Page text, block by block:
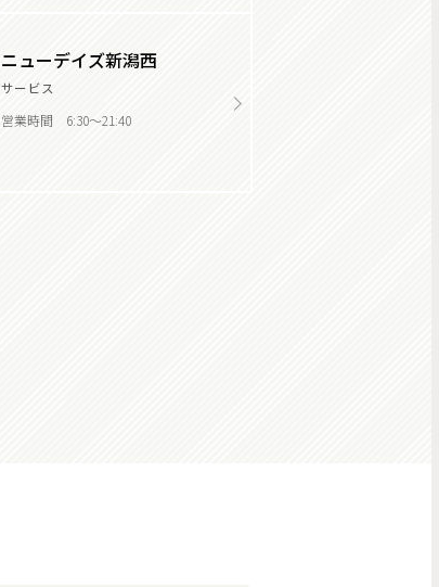
ニューデイズ新潟西
サービス
営業時間 6:30～21:40